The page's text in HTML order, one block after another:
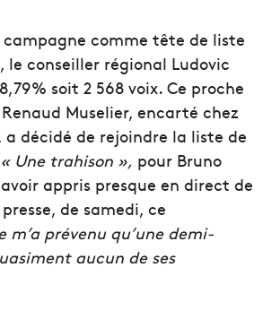
campagne comme tête de liste
le conseiller régional Ludovic
soit 2 568 voix. Ce proche
Muselier, encarté chez
a décidé de rejoindre la liste de
« Une trahison », pour Bruno
appris presque en direct de
de samedi, ce
m’a prévenu qu’une demi-
aucun de ses